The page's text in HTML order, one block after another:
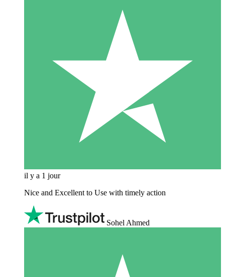
il y a 1 jour
Nice and Excellent to Use with timely action
Sohel Ahmed